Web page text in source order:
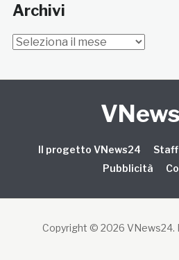
Archivi
Archivi
Il progetto VNews24 Staff
Pubblicità
Copyright © 2026 VNews24.